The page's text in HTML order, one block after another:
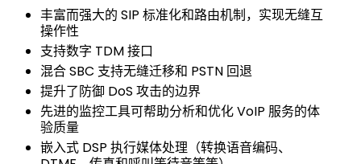
丰富而强大的 SIP 标准化和路由机制，实现无缝互
操作性
支持数字 TDM 接口
混合 SBC 支持无缝迁移和 PSTN 回退
提升了防御 DoS 攻击的边界
先进的监控工具可帮助分析和优化 VoIP 服务的体
验质量
嵌入式 DSP 执行媒体处理（转换语音编码、